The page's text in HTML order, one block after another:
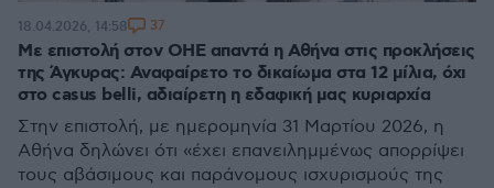
Με επιστολή στον ΟΗΕ απαντά η Αθήνα στις προκλήσεις
της Άγκυρας: Αναφαίρετο το δικαίωμα στα 12 μίλια, όχι
στο casus belli, αδιαίρετη η εδαφική μας κυριαρχία
Στην επιστολή, με ημερομηνία 31 Μαρτίου 2026, η
Αθήνα δηλώνει ότι «έχει επανειλημμένως απορρίψει
τους αβάσιμους και παράνομους ισχυρισμούς της
18.04.2026, 14:58 37